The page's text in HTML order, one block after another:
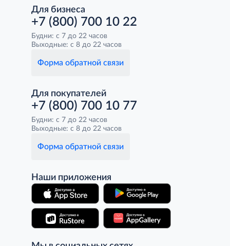
Для бизнеса
+7 (800) 700 10 22
Будни: с 7 до 22 часов
Выходные: с 8 до 22 часов
Форма обратной связи
Для покупателей
+7 (800) 700 10 77
Будни: с 7 до 22 часов
Выходные: с 8 до 22 часов
Форма обратной связи
Наши приложения